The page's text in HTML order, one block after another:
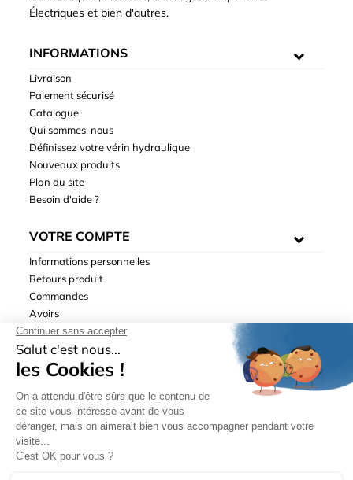
Électriques et bien d'autres.
INFORMATIONS
Livraison
Paiement sécurisé
Catalogue
Qui sommes-nous
Définissez votre vérin hydraulique
Nouveaux produits
Plan du site
Besoin d'aide ?
VOTRE COMPTE
Informations personnelles
Retours produit
Commandes
Avoirs
Adresses
Bons de réduction